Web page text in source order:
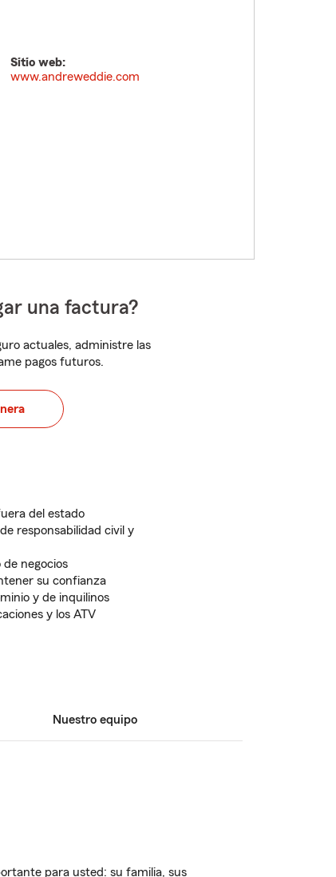
Sitio web:
www.andreweddie.com
una factura?
actuales, administre las
pagos futuros.
del estado
responsabilidad civil y
negocios
su confianza
y de inquilinos
y los ATV
Nuestro equipo
para usted: su familia, sus